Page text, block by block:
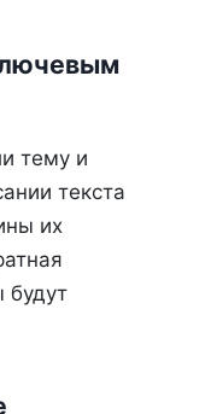
тему и
текста
их
будут